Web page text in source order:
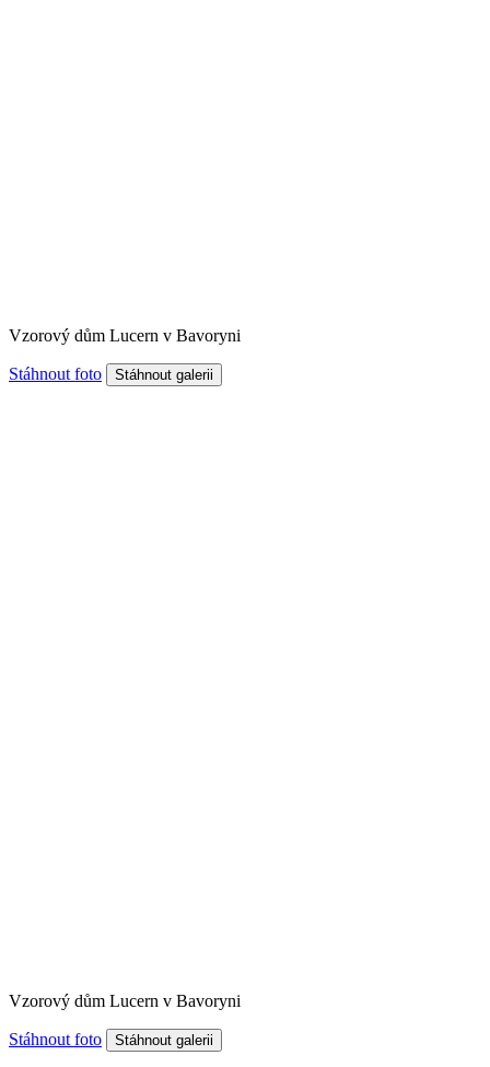
Vzorový dům Lucern v Bavoryni
Stáhnout foto
Vzorový dům Lucern v Bavoryni
Stáhnout foto